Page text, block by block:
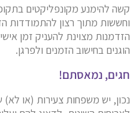
קשה להימנע מקונפליקטים
וחששות מתוך רצון להתמודדות
הזדמנות מצוינת להעניק זמן
הוגנים בחישוב הזמנים ולפרגן.
חגים, נמאסתם!
נכון, יש משפחות צעירות (או